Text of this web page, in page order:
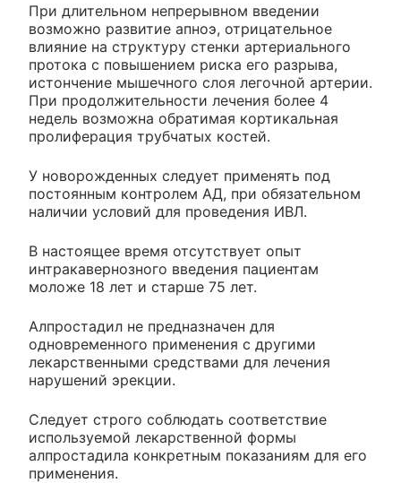
При длительном непрерывном введении
возможно развитие апноэ, отрицательное
влияние на структуру стенки артериального
протока с повышением риска его разрыва,
истончение мышечного слоя легочной артерии.
При продолжительности лечения более 4
недель возможна обратимая кортикальная
пролиферация трубчатых костей.
У новорожденных следует применять под
постоянным контролем АД, при обязательном
наличии условий для проведения ИВЛ.
В настоящее время отсутствует опыт
интракавернозного введения пациентам
моложе 18 лет и старше 75 лет.
Алпростадил не предназначен для
одновременного применения с другими
лекарственными средствами для лечения
нарушений эрекции.
Следует строго соблюдать соответствие
используемой лекарственной формы
алпростадила конкретным показаниям для его
применения.